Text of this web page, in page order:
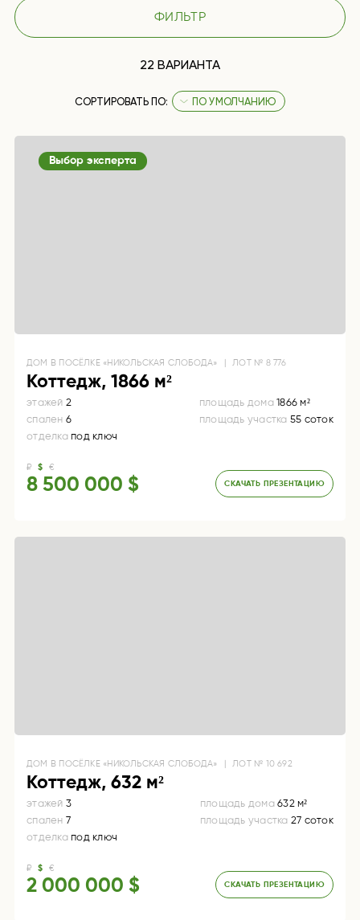
ФИЛЬТР
22 ВАРИАНТА
СОРТИРОВАТЬ ПО: ПО УМОЛЧАНИЮ
Выбор эксперта
ДОМ В ПОСЁЛКЕ «НИКОЛЬСКАЯ СЛОБОДА» ЛОТ № 8 776
Коттедж, 1866 м²
этажей 2
спален 6
отделка под ключ
площадь дома 1866 м²
площадь участка 55 соток
₽ $ €
8 500 000 $ СКАЧАТЬ ПРЕЗЕНТАЦИЮ
ДОМ В ПОСЁЛКЕ «НИКОЛЬСКАЯ СЛОБОДА» ЛОТ № 10 692
Коттедж, 632 м²
этажей 3
спален 7
отделка под ключ
площадь дома 632 м²
площадь участка 27 соток
₽ $ €
2 000 000 $ СКАЧАТЬ ПРЕЗЕНТАЦИЮ